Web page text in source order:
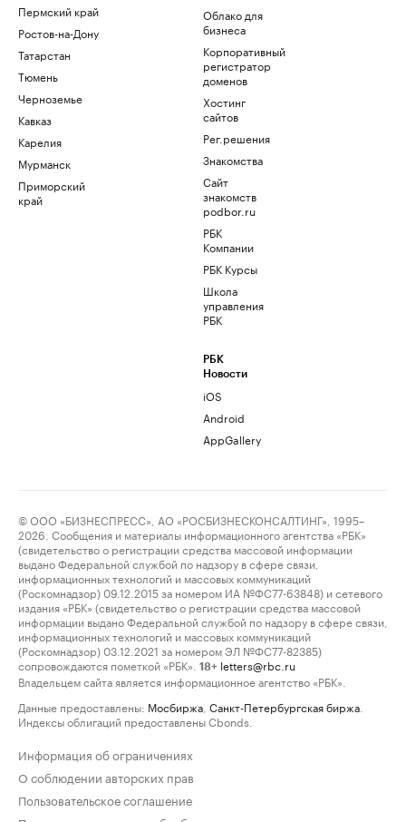
Пермский край
Ростов-на-Дону
Татарстан
Тюмень
Черноземье
Кавказ
Карелия
Мурманск
Приморский
край
Облако для
бизнеса
Корпоративный
регистратор
доменов
Хостинг
сайтов
Рег.решения
Знакомства
Сайт
знакомств
podbor.ru
РБК
Компании
РБК Курсы
Школа
управления
РБК
РБК
Новости
iOS
Android
AppGallery
© ООО «БИЗНЕСПРЕСС», АО «РОСБИЗНЕСКОНСАЛТИНГ», 1995–
2026. Сообщения и материалы информационного агентства «РБК»
(свидетельство о регистрации средства массовой информации
выдано Федеральной службой по надзору в сфере связи,
информационных технологий и массовых коммуникаций
(Роскомнадзор) 09.12.2015 за номером ИА №ФС77-63848) и сетевого
издания «РБК» (свидетельство о регистрации средства массовой
информации выдано Федеральной службой по надзору в сфере связи,
информационных технологий и массовых коммуникаций
(Роскомнадзор) 03.12.2021 за номером ЭЛ №ФС77-82385)
сопровождаются пометкой «РБК».
18+ letters@rbc.ru
Владельцем сайта является информационное агентство «РБК».
Данные предоставлены: Мосбиржа Санкт-Петербургская биржа
Индексы облигаций предоставлены Cbonds.
Информация об ограничениях
О соблюдении авторских прав
Пользовательское соглашение